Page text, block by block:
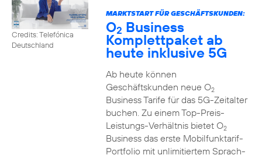
Credits: Telefónica
Deutschland
MARKTSTART FÜR GESCHÄFTSKUNDEN:
O2 Business
Komplettpaket ab
heute inklusive 5G
Ab heute können
Geschäftskunden neue O2
Business Tarife für das 5G-Zeitalter
buchen. Zu einem Top-Preis-
Leistungs-Verhältnis bietet O2
Business das erste Mobilfunktarif-
Portfolio mit unlimitiertem Sprach-